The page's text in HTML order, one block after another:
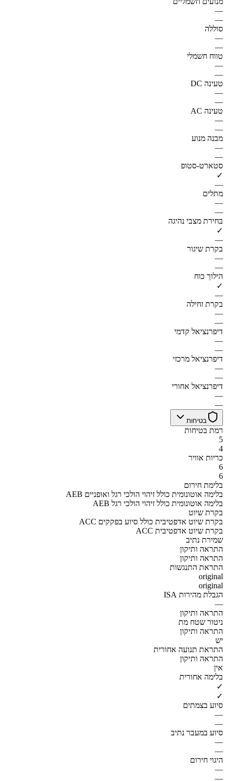
—
—
סוללה
—
—
טווח חשמלי
—
—
טעינה DC
—
—
טעינה AC
—
—
מבנה מנוע
—
—
סטארט-סטופ
✓
—
מתלים
—
—
בחירת מצבי נהיגה
✓
—
בקרת שיגור
—
—
הילוך כוח
✓
—
בקרת זחילה
—
—
דיפרנציאל קדמי
—
—
דיפרנציאל מרכזי
—
—
דיפרנציאל אחורי
—
—
בטיחות
רמת בטיחות
5
4
כריות אוויר
6
6
בלימת חירום
AEB בלימה אוטונומית כולל זיהוי הולכי רגל ואופניים
AEB בלימה אוטונומית כולל זיהוי הולכי רגל
בקרת שיוט
ACC בקרת שיוט אדפטיבית כולל סיוע בפקקים
ACC בקרת שיוט אדפטיבית
שמירת נתיב
התראה ותיקון
התראה ותיקון
התראת התנגשות
original
original
הגבלת מהירות ISA
—
התראה ותיקון
ניטור שטח מת
התראה ותיקון
יש
התראת תנועה אחורית
התראה ותיקון
אין
בלימה אחורית
✓
✓
סיוע בצמתים
—
—
סיוע במעבר נתיב
—
—
היגוי חירום
—
—